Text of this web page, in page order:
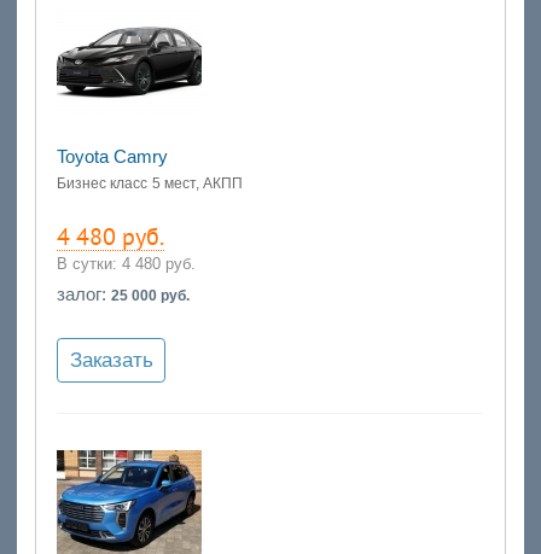
Toyota Camry
Бизнес класс 5 мест, АКПП
4 480 руб.
В сутки:4 480 руб.
залог:25 000 руб.
Заказать